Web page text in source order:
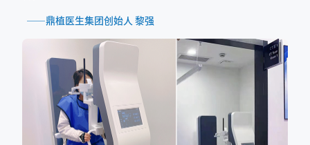
——鼎植医生集团创始人 黎强